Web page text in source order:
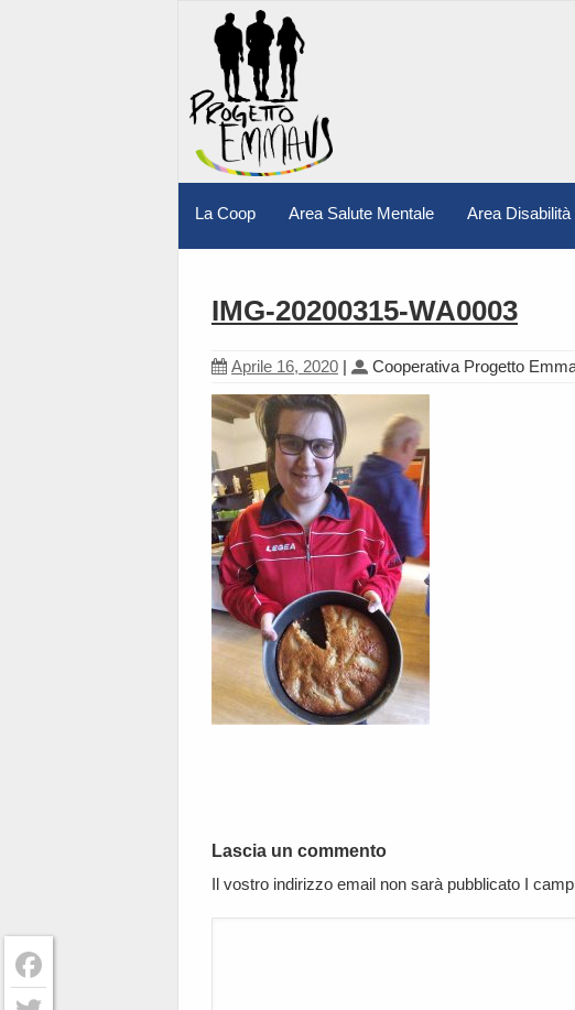
La Coop Area Salute Mentale Area Disabilità
IMG-20200315-WA0003
Aprile 16, 2020 | Cooperativa Progetto
Lascia un commento
Il vostro indirizzo email non sarà pubblicato I
Facebook